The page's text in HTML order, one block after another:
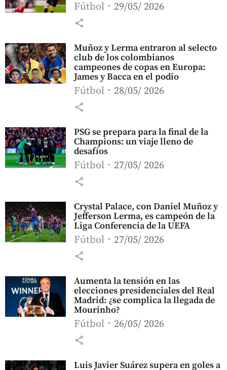
Fútbol 29/05/ 2026
share
Muñoz y Lerma entraron al selecto
club de los colombianos
campeones de copas en Europa:
James y Bacca en el podio
Fútbol 28/05/ 2026
share
PSG se prepara para la final de la
Champions: un viaje lleno de
desafíos
Fútbol 27/05/ 2026
share
Crystal Palace, con Daniel Muñoz y
Jefferson Lerma, es campeón de la
Liga Conferencia de la UEFA
Fútbol 27/05/ 2026
share
Aumenta la tensión en las
elecciones presidenciales del Real
Madrid: ¿se complica la llegada de
Mourinho?
Fútbol 26/05/ 2026
share
Luis Javier Suárez supera en goles a